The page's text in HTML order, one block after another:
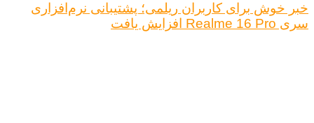
خبر خوش برای کاربران ریلمی؛ پشتیبانی نرم‌افزاری
سری Realme 16 Pro افزایش یافت